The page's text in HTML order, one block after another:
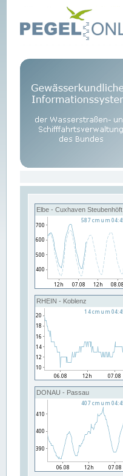
Elbe - Cuxhaven Steubenhöft
RHEIN - Koblenz
DONAU - Passau